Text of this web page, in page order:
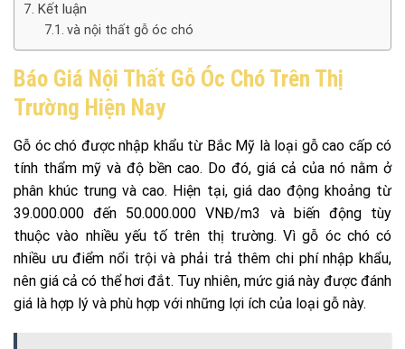
Kết luận
và nội thất gỗ óc chó
Báo Giá Nội Thất Gỗ Óc Chó Trên Thị
Trường Hiện Nay
Gỗ óc chó được nhập khẩu từ Bắc Mỹ là loại gỗ cao cấp có
tính thẩm mỹ và độ bền cao. Do đó, giá cả của nó nằm ở
phân khúc trung và cao. Hiện tại, giá dao động khoảng từ
39.000.000 đến 50.000.000 VNĐ/m3 và biến động tùy
thuộc vào nhiều yếu tố trên thị trường. Vì gỗ óc chó có
nhiều ưu điểm nổi trội và phải trả thêm chi phí nhập khẩu,
nên giá cả có thể hơi đắt. Tuy nhiên, mức giá này được đánh
giá là hợp lý và phù hợp với những lợi ích của loại gỗ này.